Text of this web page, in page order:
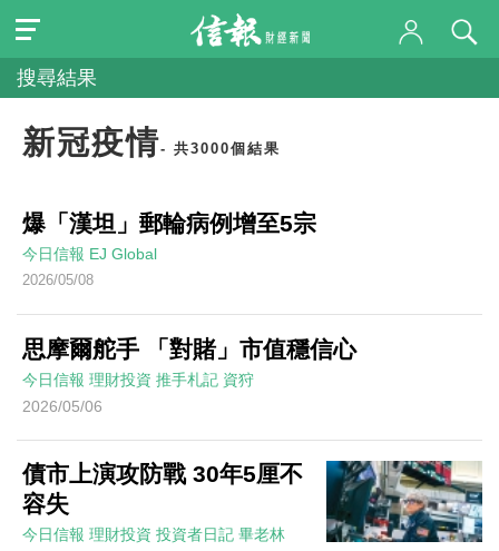
搜尋結果
新冠疫情- 共3000個結果
爆「漢坦」郵輪病例增至5宗
今日信報 EJ Global
2026/05/08
思摩爾舵手 「對賭」市值穩信心
今日信報 理財投資 推手札記 資狩
2026/05/06
債市上演攻防戰 30年5厘不
容失
今日信報 理財投資 投資者日記 畢老林